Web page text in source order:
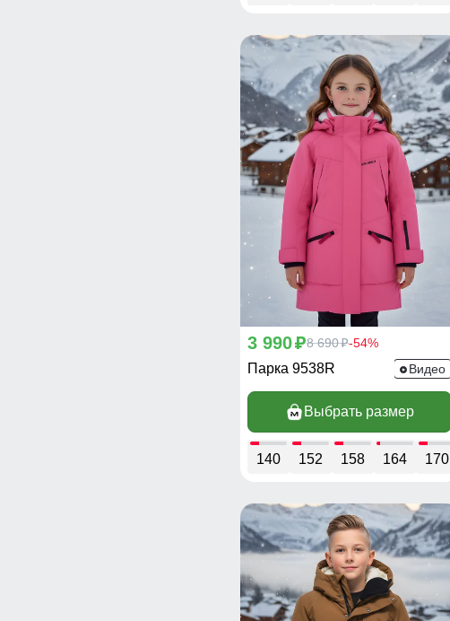
3 990p8 690p-54%
Парка 9538R Видео
Выбрать размер
140 152 158 164 170